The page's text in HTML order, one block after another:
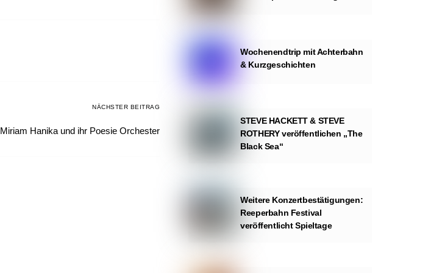
NÄCHSTER BEITRAG
Miriam Hanika und ihr Poesie Orchester
Wochenendtrip mit Achterbahn
& Kurzgeschichten
STEVE HACKETT & STEVE
ROTHERY veröffentlichen „The
Black Sea“
Weitere Konzertbestätigungen:
Reeperbahn Festival
veröffentlicht Spieltage